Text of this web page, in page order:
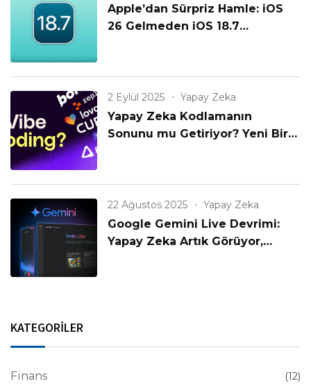
Apple’dan Sürpriz Hamle: iOS
26 Gelmeden iOS 18.7
2 Eylül 2025 Yapay Zeka
Yapay Zeka Kodlamanın
Sonunu mu Getiriyor? Yeni Bir
22 Ağustos 2025 Yapay Zeka
Google Gemini Live Devrimi:
Yapay Zeka Artık Görüyor,
KATEGORİLER
Finans (12)